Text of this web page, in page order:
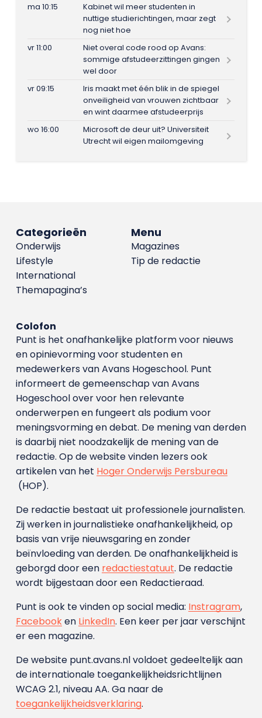
ma 10:15
Kabinet wil meer studenten in
nuttige studierichtingen, maar zegt
nog niet hoe
vr 11:00
Niet overal code rood op Avans:
sommige afstudeerzittingen gingen
wel door
vr 09:15
Iris maakt met één blik in de spiegel
onveiligheid van vrouwen zichtbaar
en wint daarmee afstudeerprijs
wo 16:00
Microsoft de deur uit? Universiteit
Utrecht wil eigen mailomgeving
Menu
Magazines
Tip de redactie
Categorieën
Onderwijs
Lifestyle
International
Themapagina’s
Colofon
Punt is het onafhankelijke platform voor nieuws
en opinievorming voor studenten en
medewerkers van Avans Hoge­school. Punt
informeert de gemeenschap van Avans
Hogeschool over voor hen relevante
onderwerpen en fungeert als podium voor
meningsvorming en debat. De mening van derden
is daarbij niet noodzakelijk de mening van de
redactie. Op de website vinden lezers ook
artikelen van het Hoger Onderwijs Persbureau
(HOP).
De redactie bestaat uit professionele journalisten.
Zij werken in journalistieke onafhankelijkheid, op
basis van vrije nieuwsgaring en zonder
beïnvloeding van derden. De onafhankelijkheid is
geborgd door een redactiestatuut. De redactie
wordt bijgestaan door een Redactieraad.
Punt is ook te vinden op social media: Instragram,
Facebooken LinkedIn. Een keer per jaar verschijnt
er een magazine.
De website punt.avans.nl voldoet gedeeltelijk aan
de internationale toegankelijkheidsrichtlijnen
WCAG 2.1, niveau AA. Ga naar de
toegankelijkheidsverklaring.